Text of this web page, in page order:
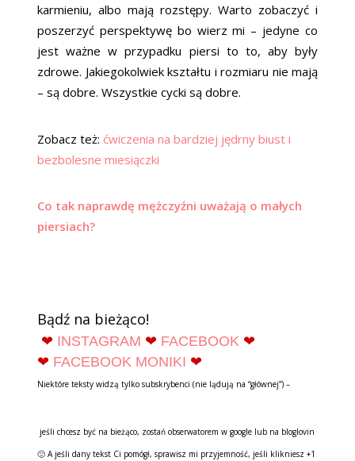
karmieniu, albo mają rozstępy. Warto zobaczyć i
poszerzyć perspektywę bo wierz mi – jedyne co
jest ważne w przypadku piersi to to, aby były
zdrowe. Jakiegokolwiek kształtu i rozmiaru nie mają
– są dobre. Wszystkie cycki są dobre.
Zobacz też: ćwiczenia na bardziej jędrny biust i
bezbolesne miesiączki
Co tak naprawdę mężczyźni uważają o małych
piersiach?
Bądź na bieżąco!
❤ INSTAGRAM ❤ FACEBOOK ❤
❤ FACEBOOK MONIKI ❤
Niektóre teksty widzą tylko subskrybenci (nie lądują na “głównej”) –
jeśli chcesz być na bieżąco, zostań obserwatorem w google lub na bloglovin
🙂 A jeśli dany tekst Ci pomógł, sprawisz mi przyjemność, jeśli klikniesz +1